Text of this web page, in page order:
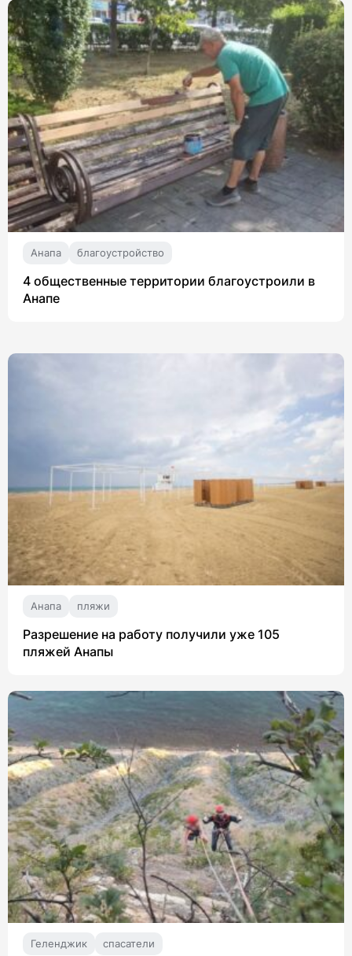
Анапа благоустройство
4 общественные территории благоустроили в
Анапе
Анапа пляжи
Разрешение на работу получили уже 105
пляжей Анапы
Геленджик спасатели